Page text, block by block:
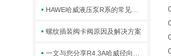
螺纹插装阀卡阀原因及解决方案